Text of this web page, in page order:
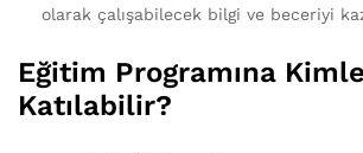
olarak çalışabilecek bilgi ve beceriyi
Eğitim Programına
Katılabilir?